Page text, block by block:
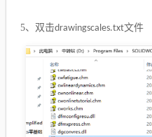
5、 双击drawingscales.txt文件